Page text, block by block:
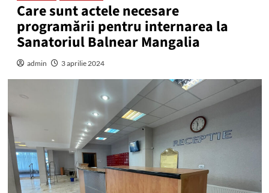
Care sunt actele necesare
programării pentru internarea la
Sanatoriul Balnear Mangalia
admin 3 aprilie 2024